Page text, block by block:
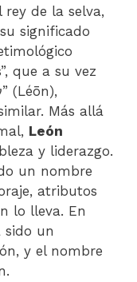
de la selva,
significado
que a su vez
(Léōn),
Más allá
León
y liderazgo.
un nombre
atributos
lo lleva. En
sido un
y el nombre